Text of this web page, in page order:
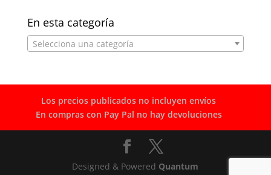
En esta categoría
Selecciona una categoría
Los precios publicados no incluyen envíos
En compras con Pay Pal no hay devoluciones
Designed & Powered Quantum